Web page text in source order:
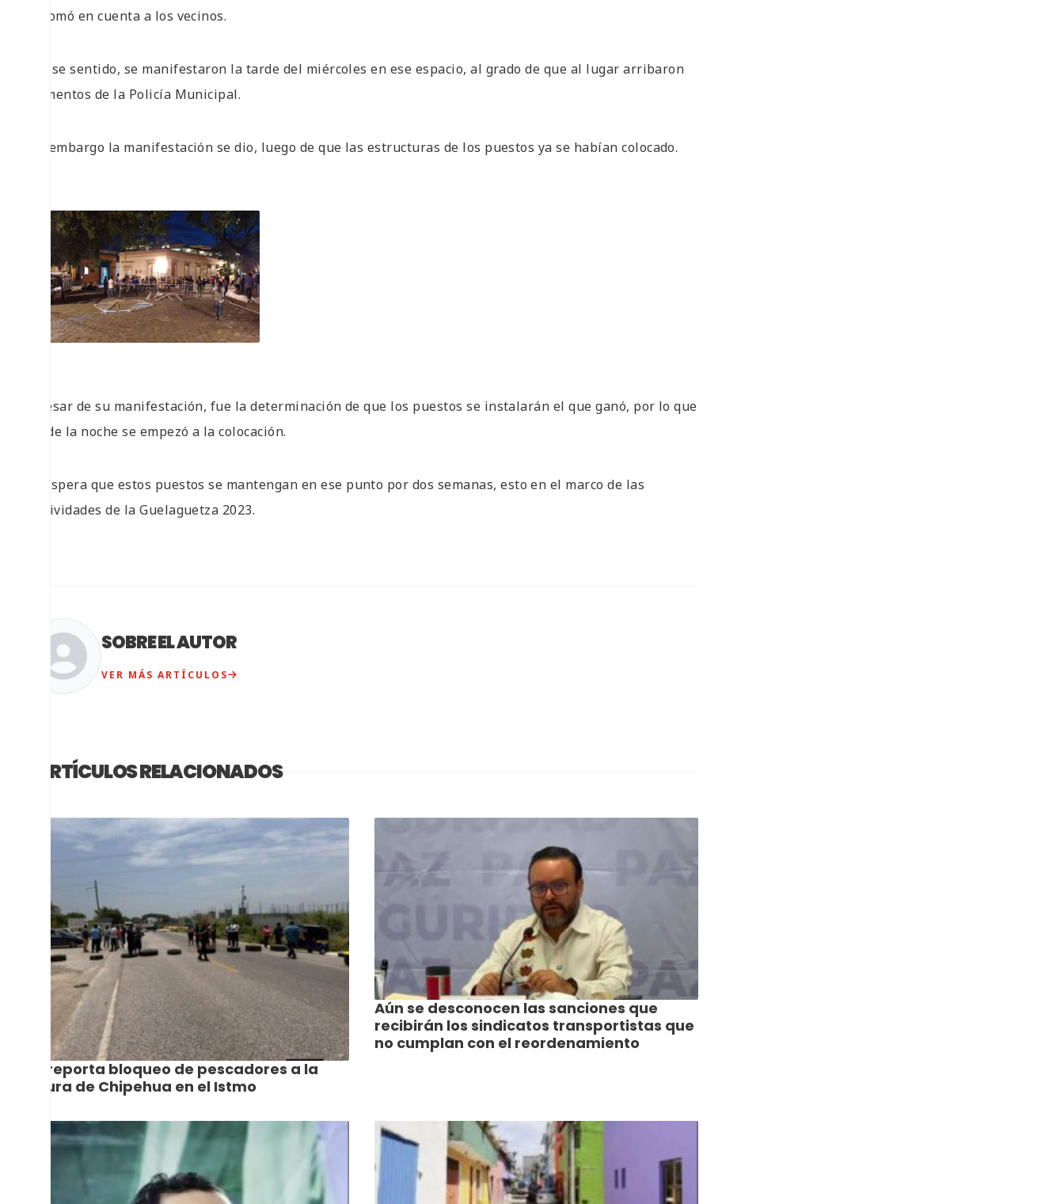
se tomó en cuenta a los vecinos.
En ese sentido, se manifestaron la tarde del miércoles en ese espacio, al grado de que al lugar arribaron
elementos de la Policía Municipal.
Sin embargo la manifestación se dio, luego de que las estructuras de los puestos ya se habían colocado.
A pesar de su manifestación, fue la determinación de que los puestos se instalarán el que ganó, por lo que
desde la noche se empezó a la colocación.
Se espera que estos puestos se mantengan en ese punto por dos semanas, esto en el marco de las
festividades de la Guelaguetza 2023.
SOBRE EL AUTOR
VER MÁS ARTÍCULOS
ARTÍCULOS RELACIONADOS
Se reporta bloqueo de pescadores a la
altura de Chipehua en el Istmo
Aún se desconocen las sanciones que
recibirán los sindicatos transportistas que
no cumplan con el reordenamiento